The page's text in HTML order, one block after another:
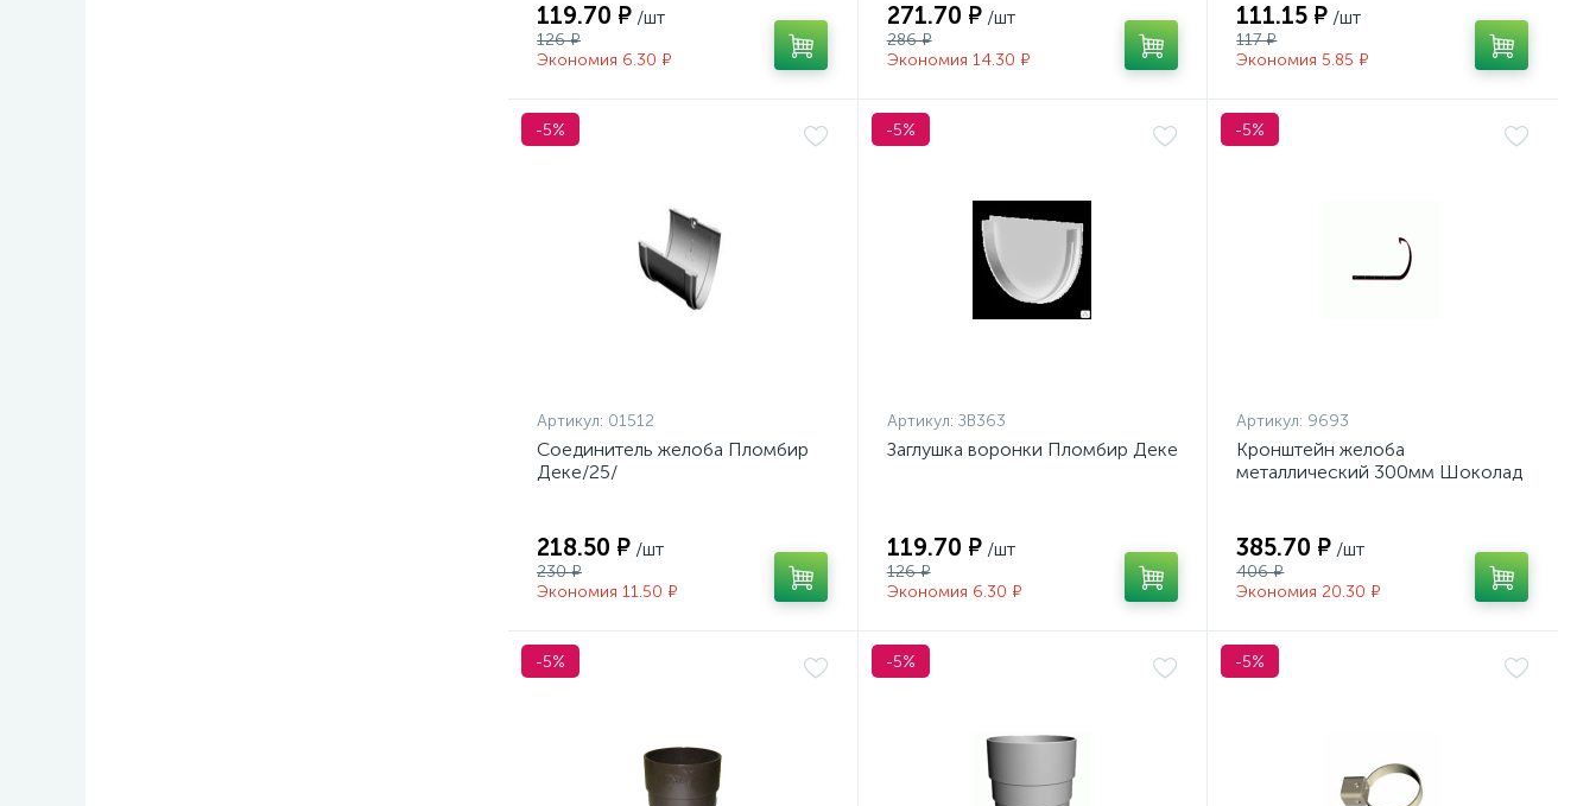
119.70 ₽ /шт
126 ₽
Экономия 6.30 ₽
271.70 ₽ /шт
286 ₽
Экономия 14.30 ₽
111.15 ₽ /шт
117 ₽
Экономия 5.85 ₽
-5%
Артикул: 01512
Соединитель желоба Пломбир
Деке/25/
218.50 ₽ /шт
230 ₽
Экономия 11.50 ₽
-5%
Артикул: ЗВ363
Заглушка воронки Пломбир Деке
119.70 ₽ /шт
126 ₽
Экономия 6.30 ₽
-5%
Артикул: 9693
Кронштейн желоба
металлический 300мм Шоколад
385.70 ₽ /шт
406 ₽
Экономия 20.30 ₽
-5% -5% -5%